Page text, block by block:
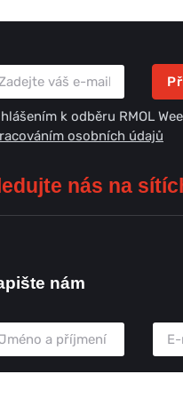
k odběru RMOL
osobních údajů
nás na
nám